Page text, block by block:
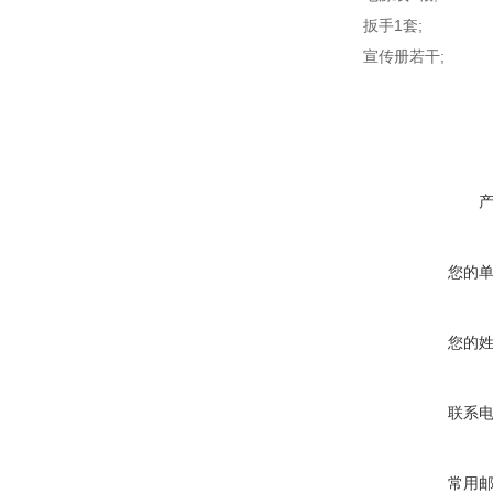
扳手1套;
宣传册若干;
您的
您的
联系
常用